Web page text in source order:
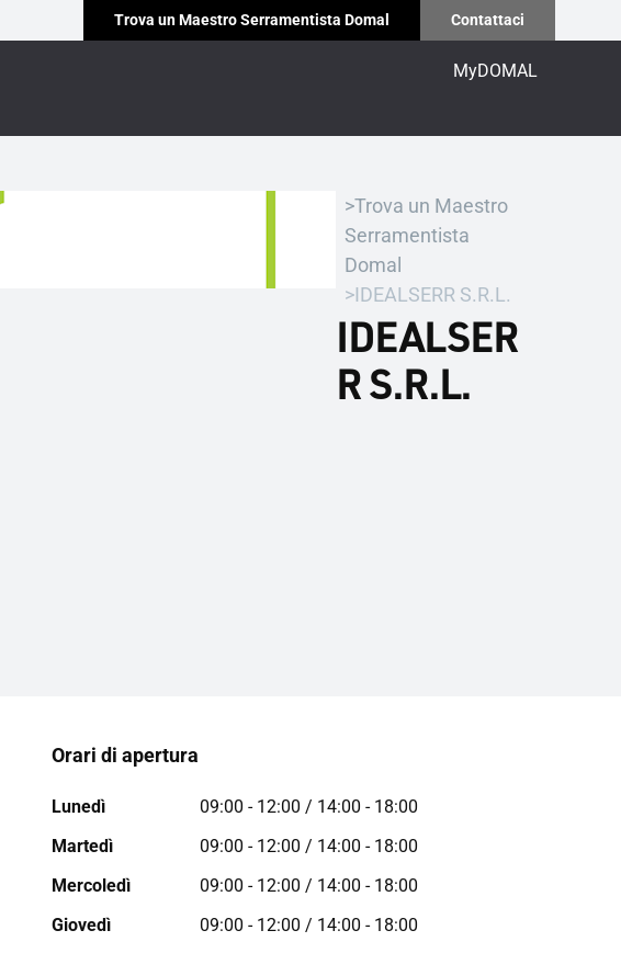
Trova un Maestro Serramentista Domal Contattaci
MyDOMAL
Trova un Maestro
Serramentista
Domal
IDEALSERR S.R.L.
IDEALSER
R S.R.L.
Orari di apertura
Lunedì
09:00 - 12:00 / 14:00 - 18:00
Martedì
09:00 - 12:00 / 14:00 - 18:00
Mercoledì
09:00 - 12:00 / 14:00 - 18:00
Giovedì
09:00 - 12:00 / 14:00 - 18:00